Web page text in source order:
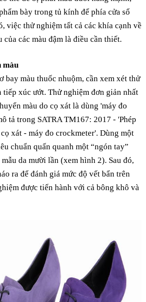
bày trong tủ kính để phía cửa sổ
việc thử nghiệm tất cả các khía cạnh về
của các màu đậm là điều cần thiết.
màu
bay màu thuốc nhuộm, cần xem xét thử
tiếp xúc ướt. Thử nghiệm đơn giản nhất
màu do cọ xát là dùng 'máy đo
tả trong SATRA TM167: 2017 - 'Phép
xát - máy đo crockmeter'. Dùng một
chuẩn quấn quanh một “ngón tay”
da mười lần (xem hình 2). Sau đó,
ra để đánh giá mức độ vết bẩn trên
được tiến hành với cả bông khô và